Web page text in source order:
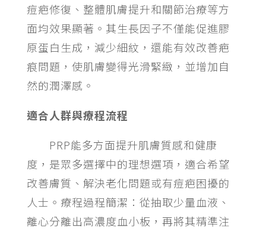
痘疤修復、整體肌膚提升和關節治療等方
面均效果顯著。其生長因子不僅能促進膠
原蛋白生成，減少細紋，還能有效改善疤
痕問題，使肌膚變得光滑緊緻，並增加自
然的潤澤感。
適合人群與療程流程
PRP能多方面提升肌膚質感和健康
度，是眾多選擇中的理想選項，適合希望
改善膚質、解決老化問題或有痘疤困擾的
人士。療程過程簡潔：從抽取少量血液、
離心分離出高濃度血小板，再將其精準注